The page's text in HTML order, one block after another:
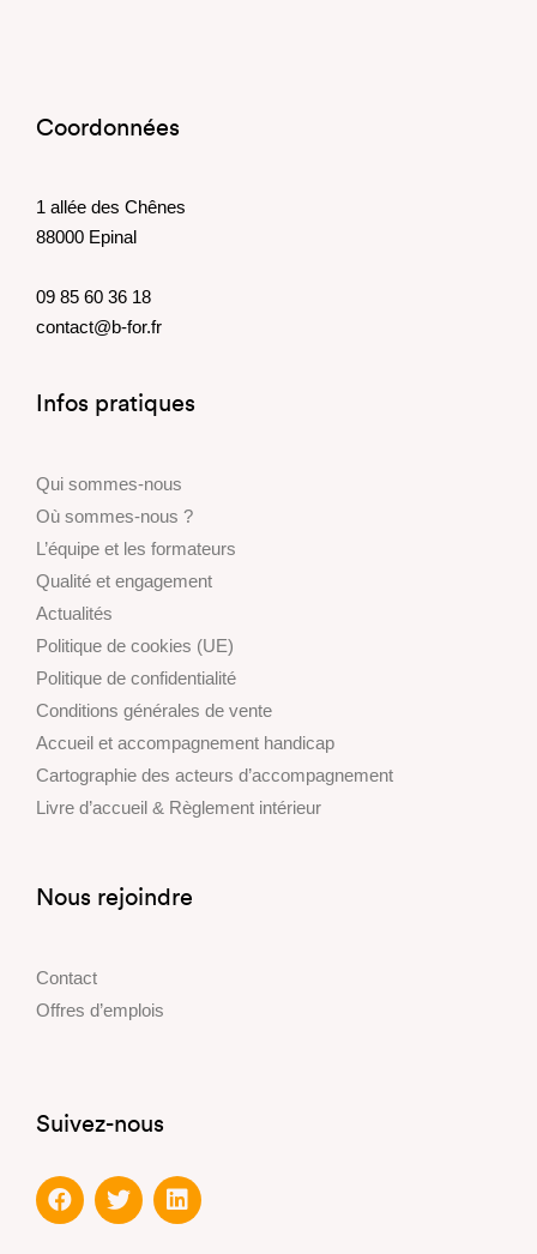
Coordonnées
1 allée des Chênes
88000 Epinal
09 85 60 36 18
contact@b-for.fr
Infos pratiques
Qui sommes-nous
Où sommes-nous ?
L’équipe et les formateurs
Qualité et engagement
Actualités
Politique de cookies (UE)
Politique de confidentialité
Conditions générales de vente
Accueil et accompagnement handicap
Cartographie des acteurs d’accompagnement
Livre d’accueil & Règlement intérieur
Nous rejoindre
Contact
Offres d’emplois
Suivez-nous